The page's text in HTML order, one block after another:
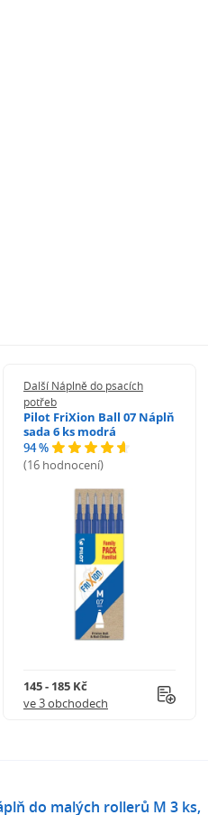
Další Náplně do psacích
potřeb
Pilot FriXion Ball 07 Náplň
sada 6 ks modrá
94 %
(16 hodnocení)
145 - 185 Kč
ve 3 obchodech
do malých rollerů M 3 ks,